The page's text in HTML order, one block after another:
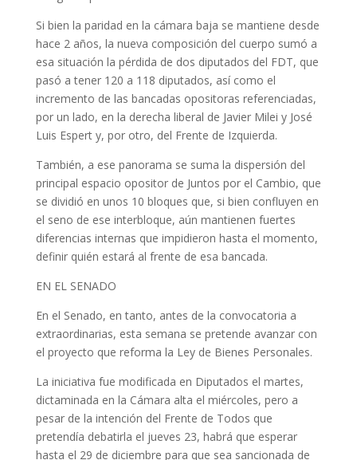
Si bien la paridad en la cámara baja se mantiene desde
hace 2 años, la nueva composición del cuerpo sumó a
esa situación la pérdida de dos diputados del FDT, que
pasó a tener 120 a 118 diputados, así como el
incremento de las bancadas opositoras referenciadas,
por un lado, en la derecha liberal de Javier Milei y José
Luis Espert y, por otro, del Frente de Izquierda.
También, a ese panorama se suma la dispersión del
principal espacio opositor de Juntos por el Cambio, que
se dividió en unos 10 bloques que, si bien confluyen en
el seno de ese interbloque, aún mantienen fuertes
diferencias internas que impidieron hasta el momento,
definir quién estará al frente de esa bancada.
EN EL SENADO
En el Senado, en tanto, antes de la convocatoria a
extraordinarias, esta semana se pretende avanzar con
el proyecto que reforma la Ley de Bienes Personales.
La iniciativa fue modificada en Diputados el martes,
dictaminada en la Cámara alta el miércoles, pero a
pesar de la intención del Frente de Todos que
pretendía debatirla el jueves 23, habrá que esperar
hasta el 29 de diciembre para que sea sancionada de